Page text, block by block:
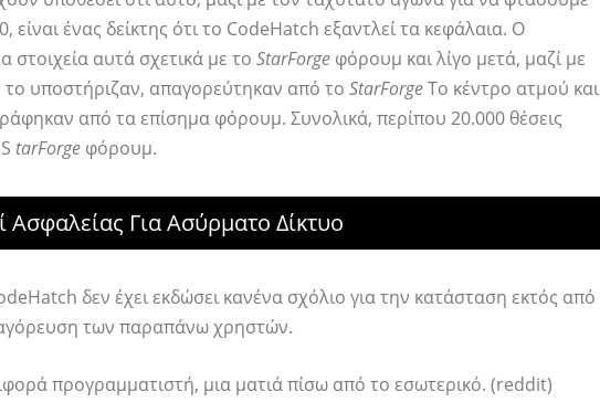
είναι ένας δείκτης ότι το CodeHatch εξαντλεί τα κεφάλαια. Ο
στοιχεία αυτά σχετικά με το StarForge φόρουμ και λίγο μετά, μαζί με
το υποστήριζαν, απαγορεύτηκαν από το StarForgeΤο κέντρο ατμού και
από τα επίσημα φόρουμ. Συνολικά, περίπου 20.000 θέσεις
tarForge φόρουμ.
Ασφαλείας Για Ασύρματο Δίκτυο
δεν έχει εκδώσει κανένα σχόλιο για την κατάσταση εκτός από
των παραπάνω χρηστών.
προγραμματιστή, μια ματιά πίσω από το εσωτερικό. (reddit)